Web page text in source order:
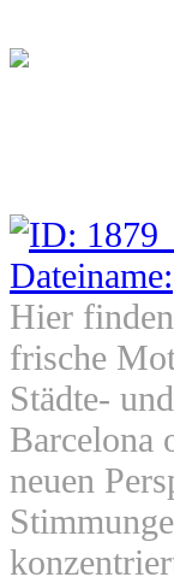
Hier
frische
Städte-
Barcelona
neuen